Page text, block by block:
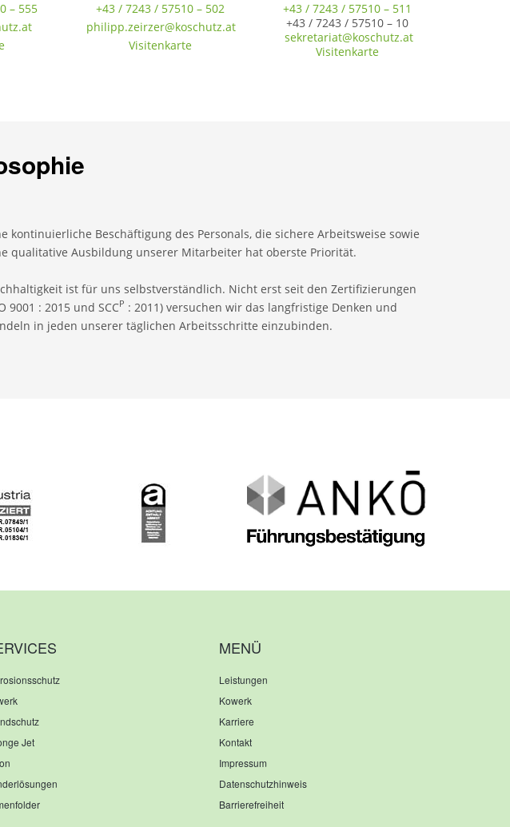
– 555
+43 / 7243 / 57510 – 502
philipp.zeirzer@koschutz.at
Visitenkarte
+43 / 7243 / 57510 – 511
+43 / 7243 / 57510 – 10
sekretariat@koschutz.at
Visitenkarte
kontinuierliche Beschäftigung des Personals, die sichere Arbeitsweise sowie
qualitative Ausbildung unserer Mitarbeiter hat oberste Priorität.
ist für uns selbstverständlich. Nicht erst seit den Zertifizierungen
9001 : 2015 und SCCP : 2011) versuchen wir das langfristige Denken und
in jeden unserer täglichen Arbeitsschritte einzubinden.
Jet
MENÜ
Leistungen
Kowerk
Karriere
Kontakt
Impressum
Datenschutzhinweis
Barrierefreiheit